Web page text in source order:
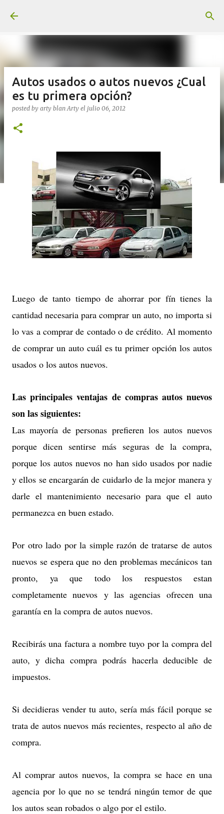
Autos usados o autos nuevos ¿Cual
es tu primera opción?
posted by arty blanArty el julio 06, 2012
Luego de tanto tiempo de ahorrar por fín tienes la
cantidad necesaria para comprar un auto, no importa si
lo vas a comprar de contado o de crédito. Al momento
de comprar un auto cuál es tu primer opción los autos
usados o los autos nuevos.
Las principales ventajas de compras autos nuevos
son las siguientes:
Las mayoría de personas prefieren los autos nuevos
porque dicen sentirse más seguras de la compra,
porque los autos nuevos no han sido usados por nadie
y ellos se encargarán de cuidarlo de la mejor manera y
darle el mantenimiento necesario para que el auto
permanezca en buen estado.
Por otro lado por la simple razón de tratarse de autos
nuevos se espera que no den problemas mecánicos tan
pronto, ya que todo los respuestos estan
completamente nuevos y las agencias ofrecen una
garantía en la compra de autos nuevos.
Recibirás una factura a nombre tuyo por la compra del
auto, y dicha compra podrás hacerla deducible de
impuestos.
Si decidieras vender tu auto, sería más fácil porque se
trata de autos nuevos más recientes, respecto al año de
compra.
Al comprar autos nuevos, la compra se hace en una
agencia por lo que no se tendrá ningún temor de que
los autos sean robados o algo por el estilo.